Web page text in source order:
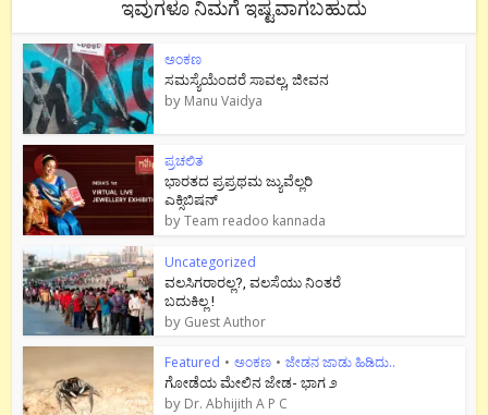
ಇವುಗಳೂ ನಿಮಗೆ ಇಷ್ಟವಾಗಬಹುದು
ಅಂಕಣ
ಸಮಸ್ಯೆಯೆಂದರೆ ಸಾವಲ್ಲ, ಜೀವನ
by Manu Vaidya
ಪ್ರಚಲಿತ
ಭಾರತದ ಪ್ರಪ್ರಥಮ ಜ್ಯುವೆಲ್ಲರಿ
ಎಕ್ಸಿಬಿಷನ್
byTeam readoo kannada
Uncategorized
ವಲಸಿಗರಾರಲ್ಲ?, ವಲಸೆಯು ನಿಂತರೆ
ಬದುಕಿಲ್ಲ !
by Guest Author
Featured • ಅಂಕಣ • ಜೇಡನ ಜಾಡು ಹಿಡಿದು..
ಗೋಡೆಯ ಮೇಲಿನ ಜೇಡ- ಭಾಗ ೨
by Dr. Abhijith A P C